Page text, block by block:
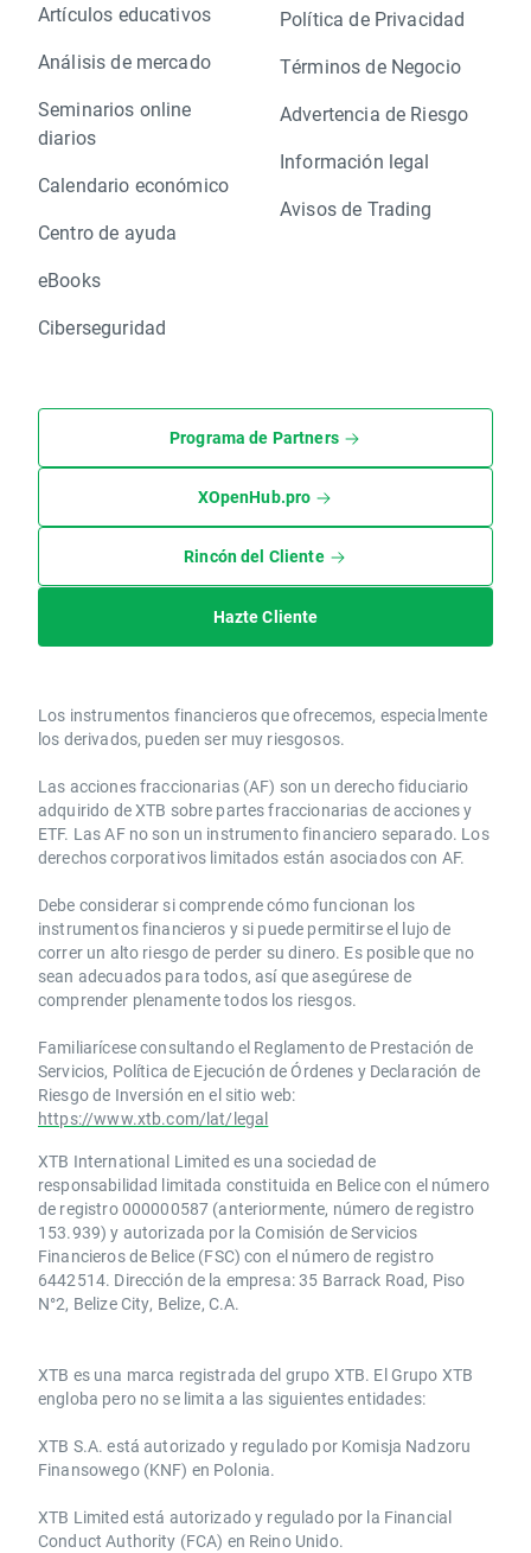
Artículos educativos
Análisis de mercado
Seminarios online
diarios
Calendario económico
Centro de ayuda
eBooks
Ciberseguridad
Política de Privacidad
Términos de Negocio
Advertencia de Riesgo
Información legal
Avisos de Trading
Programa de Partners
XOpenHub.pro
Rincón del Cliente
Hazte Cliente
Los instrumentos financieros que ofrecemos, especialmente
los derivados, pueden ser muy riesgosos.
Las acciones fraccionarias (AF) son un derecho fiduciario
adquirido de XTB sobre partes fraccionarias de acciones y
ETF. Las AF no son un instrumento financiero separado. Los
derechos corporativos limitados están asociados con AF.
Debe considerar si comprende cómo funcionan los
instrumentos financieros y si puede permitirse el lujo de
correr un alto riesgo de perder su dinero. Es posible que no
sean adecuados para todos, así que asegúrese de
comprender plenamente todos los riesgos.
Familiarícese consultando el Reglamento de Prestación de
Servicios, Política de Ejecución de Órdenes y Declaración de
Riesgo de Inversión en el sitio web:
https://www.xtb.com/lat/legal
XTB International Limited es una sociedad de
responsabilidad limitada constituida en Belice con el número
de registro 000000587 (anteriormente, número de registro
153.939) y autorizada por la Comisión de Servicios
Financieros de Belice (FSC) con el número de registro
6442514. Dirección de la empresa: 35 Barrack Road, Piso
N°2, Belize City, Belize, C.A.
​​XTB es una marca registrada del grupo XTB. El Grupo XTB
engloba pero no se limita a las siguientes entidades:
XTB S.A.​ está autorizado y regulado por Komisja Nadzoru
Finansowego (KNF) ​en Polonia.
XTB Limited ​está autorizado y regulado por la ​Financial
Conduct Authority ​(FCA) en ​​Reino Unido.